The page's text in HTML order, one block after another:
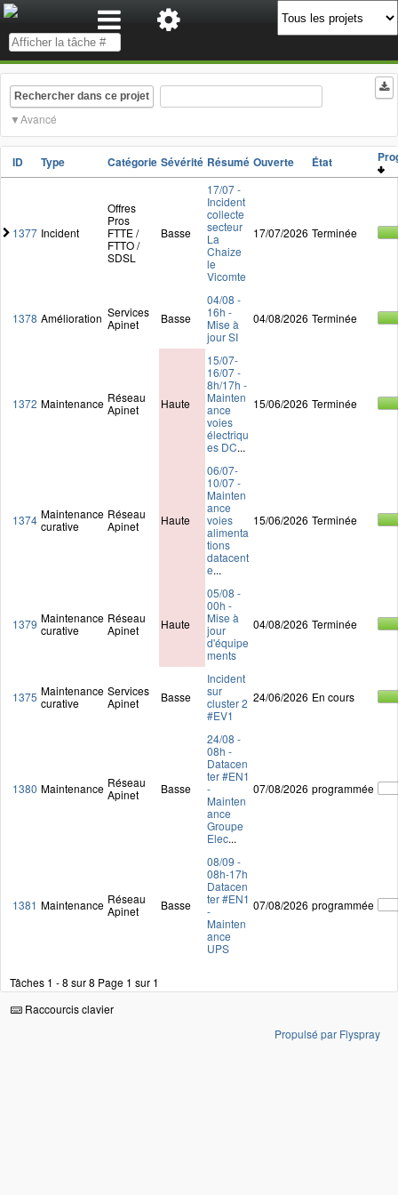
Rechercher dans ce projet
Avancé
ID Type Catégorie Sévérité Résumé Ouverte État
1377 Incident
Offres
Pros
FTTE /
FTTO /
SDSL
Basse
17/07 -
Incident
collecte
secteur
La
Chaize
le
Vicomte
17/07/2026 Terminée
1378 Amélioration Services
Apinet
Basse
04/08 -
16h -
Mise à
jour SI
04/08/2026 Terminée
1372 Maintenance Réseau
Apinet
Haute
15/07-
16/07 -
8h/17h -
Mainten
ance
voies
électriqu
es DC...
15/06/2026 Terminée
1374 Maintenance
curative
Réseau
Apinet
Haute
06/07-
10/07 -
Mainten
ance
voies
alimenta
tions
datacent
e...
15/06/2026 Terminée
1379 Maintenance
curative
Réseau
Apinet
Haute
05/08 -
00h -
Mise à
jour
d'équipe
ments
04/08/2026 Terminée
1375 Maintenance
curative
Services
Apinet
Basse
Incident
sur
cluster 2
#EV1
24/06/2026 En cours
1380 Maintenance Réseau
Apinet
Basse
24/08 -
08h -
Datacen
ter #EN1
-
Mainten
ance
Groupe
Elec...
07/08/2026 programmée
1381 Maintenance Réseau
Apinet
Basse
08/09 -
08h-17h
Datacen
ter #EN1
-
Mainten
ance
UPS
07/08/2026 programmée
Tâches 1 - 8 sur 8 Page 1 sur 1
Raccourcis clavier
Propulsé par Flyspray